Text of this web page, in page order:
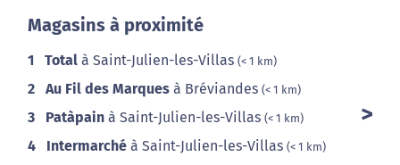
Magasins à proximité
1 Total à Saint-Julien-les-Villas (< 1 km)
2 Au Fil des Marques à Bréviandes (< 1 km)
3 Patàpain à Saint-Julien-les-Villas (< 1 km)
4 Intermarché à Saint-Julien-les-Villas (< 1 km)